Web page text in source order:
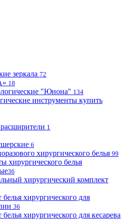
зеркала 72
18
"Юнона" 134
инструменты купить
1
6
хирургического белья 99
хирургического белья
36
хирургический комплект
хирургического для
36
хирургического для кесарева